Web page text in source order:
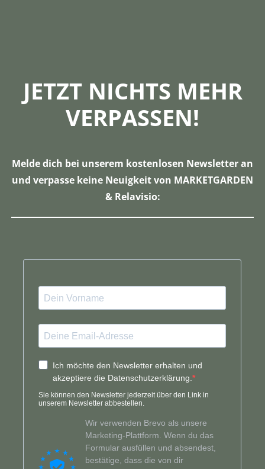
JETZT NICHTS MEHR
VERPASSEN!
Melde dich bei unserem kostenlosen Newsletter an
und verpasse keine Neuigkeit von MARKETGARDEN
& Relavisio: